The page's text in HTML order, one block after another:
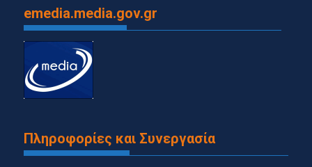
emedia.media.gov.gr
Πληροφορίες και Συνεργασία